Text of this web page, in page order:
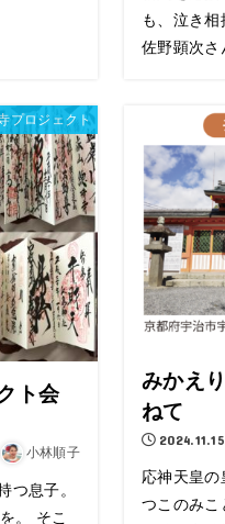
も、泣き
佐野顕次さ
プロジェクト
ト会
小林順子
つ息子。
。 そこ
みかえ
ねて
2024.11.15
応神天皇の
つこのみこ